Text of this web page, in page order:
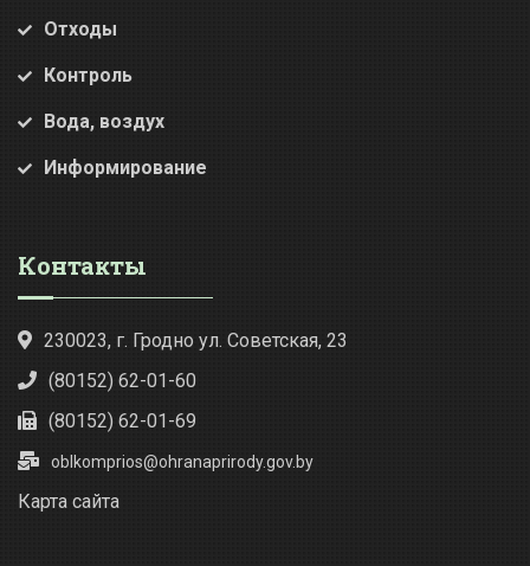
Отходы
Контроль
Вода, воздух
Информирование
Контакты
230023, г. Гродно ул. Советская, 23
(80152) 62-01-60
(80152) 62-01-69
oblkomprios@ohranaprirody.gov.by
Карта сайта